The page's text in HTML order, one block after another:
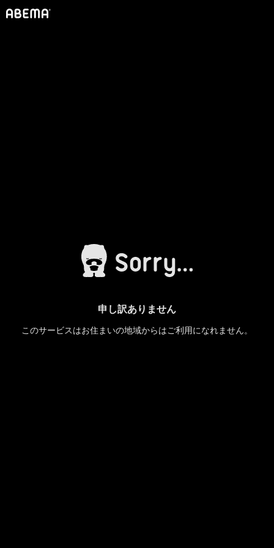
申し訳ありません
このサービスはお住まいの地域からはご利用になれません。